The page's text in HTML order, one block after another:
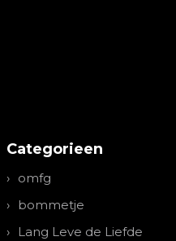
Categorieen
omfg
bommetje
Lang Leve de Liefde